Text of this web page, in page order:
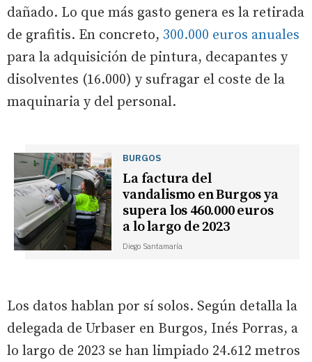
dañado. Lo que más gasto genera es la retirada
de grafitis. En concreto, 300.000 euros anuales
para la adquisición de pintura, decapantes y
disolventes (16.000) y sufragar el coste de la
maquinaria y del personal.
BURGOS
La factura del
vandalismo en Burgos ya
supera los 460.000 euros
a lo largo de 2023
Diego Santamaría
Los datos hablan por sí solos. Según detalla la
delegada de Urbaser en Burgos, Inés Porras, a
lo largo de 2023 se han limpiado 24.612 metros